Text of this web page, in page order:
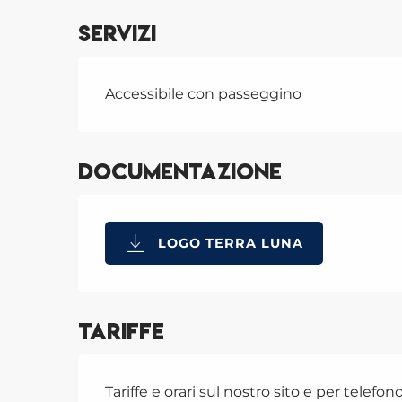
Servizi
Accessibile con passeggino
Documentazione
LOGO TERRA LUNA
Tariffe
Tariffe e orari sul nostro sito e per